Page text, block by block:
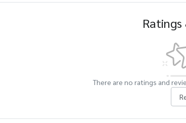
Ratings
There are no ratings and